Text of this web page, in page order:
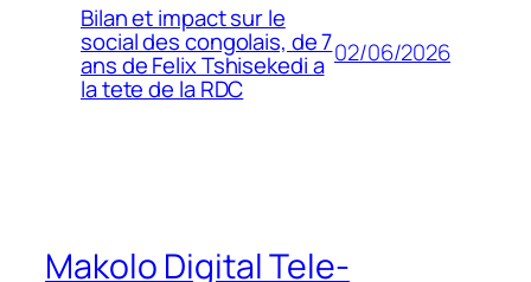
Bilan et impact sur le
social des congolais, de 7
ans de Felix Tshisekedi a
la tete de la RDC
02/06/2026
Makolo Digital Tele-